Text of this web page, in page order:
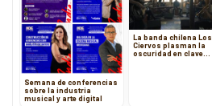
Semana de conferencias
sobre la industria
musical y arte digital
La banda chilena Los
Ciervos plasman la
oscuridad en clave